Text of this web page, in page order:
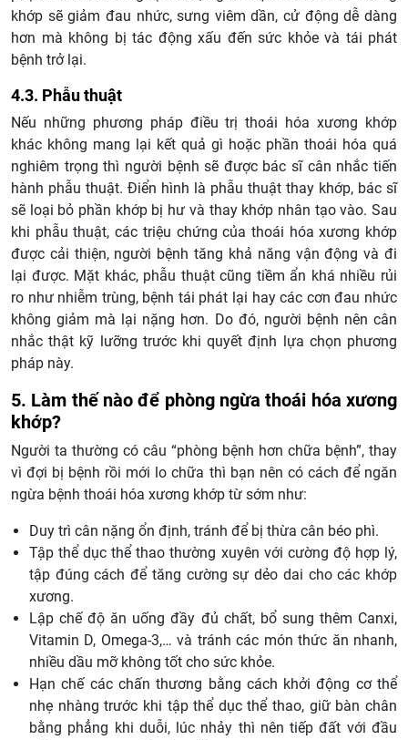
khớp sẽ giảm đau nhức, sưng viêm dần, cử động dễ dàng
hơn mà không bị tác động xấu đến sức khỏe và tái phát
bệnh trở lại.
4.3. Phẫu thuật
Nếu những phương pháp điều trị thoái hóa xương khớp
khác không mang lại kết quả gì hoặc phần thoái hóa quá
nghiêm trọng thì người bệnh sẽ được bác sĩ cân nhắc tiến
hành phẫu thuật. Điển hình là phẫu thuật thay khớp, bác sĩ
sẽ loại bỏ phần khớp bị hư và thay khớp nhân tạo vào. Sau
khi phẫu thuật, các triệu chứng của thoái hóa xương khớp
được cải thiện, người bệnh tăng khả năng vận động và đi
lại được. Mặt khác, phẫu thuật cũng tiềm ẩn khá nhiều rủi
ro như nhiễm trùng, bệnh tái phát lại hay các cơn đau nhức
không giảm mà lại nặng hơn. Do đó, người bệnh nên cân
nhắc thật kỹ lưỡng trước khi quyết định lựa chọn phương
pháp này.
5. Làm thế nào để phòng ngừa thoái hóa xương
khớp?
Người ta thường có câu “phòng bệnh hơn chữa bệnh”, thay
vì đợi bị bệnh rồi mới lo chữa thì bạn nên có cách để ngăn
ngừa bệnh thoái hóa xương khớp từ sớm như:
Duy trì cân nặng ổn định, tránh để bị thừa cân béo phì.
Tập thể dục thể thao thường xuyên với cường độ hợp lý,
tập đúng cách để tăng cường sự dẻo dai cho các khớp
xương.
Lập chế độ ăn uống đầy đủ chất, bổ sung thêm Canxi,
Vitamin D, Omega-3,… và tránh các món thức ăn nhanh,
nhiều dầu mỡ không tốt cho sức khỏe.
Hạn chế các chấn thương bằng cách khởi động cơ thể
nhẹ nhàng trước khi tập thể dục thể thao, giữ bàn chân
bằng phẳng khi duỗi, lúc nhảy thì nên tiếp đất với đầu